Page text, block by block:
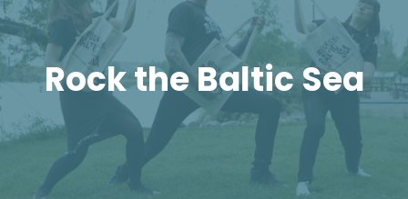
Rock the Baltic Sea